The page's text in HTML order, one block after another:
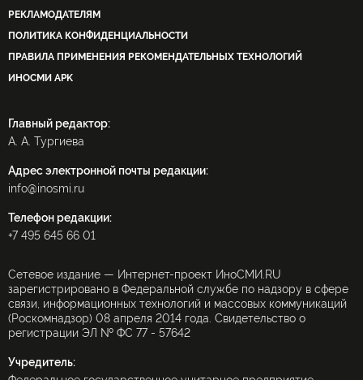
РЕКЛАМОДАТЕЛЯМ
ПОЛИТИКА КОНФИДЕНЦИАЛЬНОСТИ
ПРАВИЛА ПРИМЕНЕНИЯ РЕКОМЕНДАТЕЛЬНЫХ ТЕХНОЛОГИЙ
ИНОСМИ APK
Главный редактор:
А. А. Тургиева
Адрес электронной почты редакции:
info@inosmi.ru
Телефон редакции:
+7 495 645 66 01
Сетевое издание — Интернет-проект ИноСМИ.RU
зарегистрировано в Федеральной службе по надзору в сфере
связи, информационных технологий и массовых коммуникаций
(Роскомнадзор) 08 апреля 2014 года. Свидетельство о
регистрации ЭЛ № ФС 77 - 57642
Учредитель: